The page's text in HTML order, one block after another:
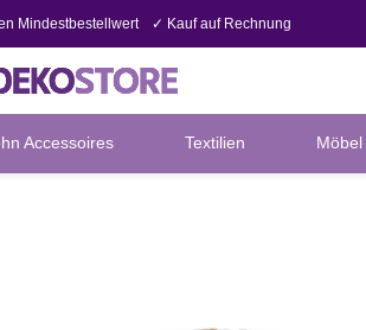
Mindestbestellwert ✓ Kauf auf Rechnung
Accessoires Textilien Möbel